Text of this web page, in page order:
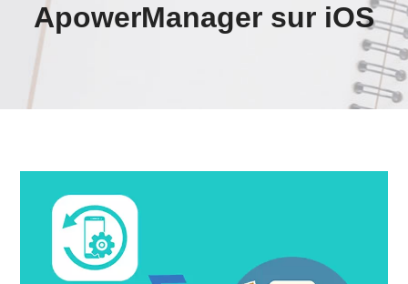
ApowerManager sur iOS